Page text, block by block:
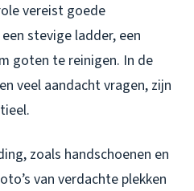
vereist goede
stevige ladder, een
goten te reinigen. In de
veel aandacht vragen, zijn
zoals handschoenen en
van verdachte plekken